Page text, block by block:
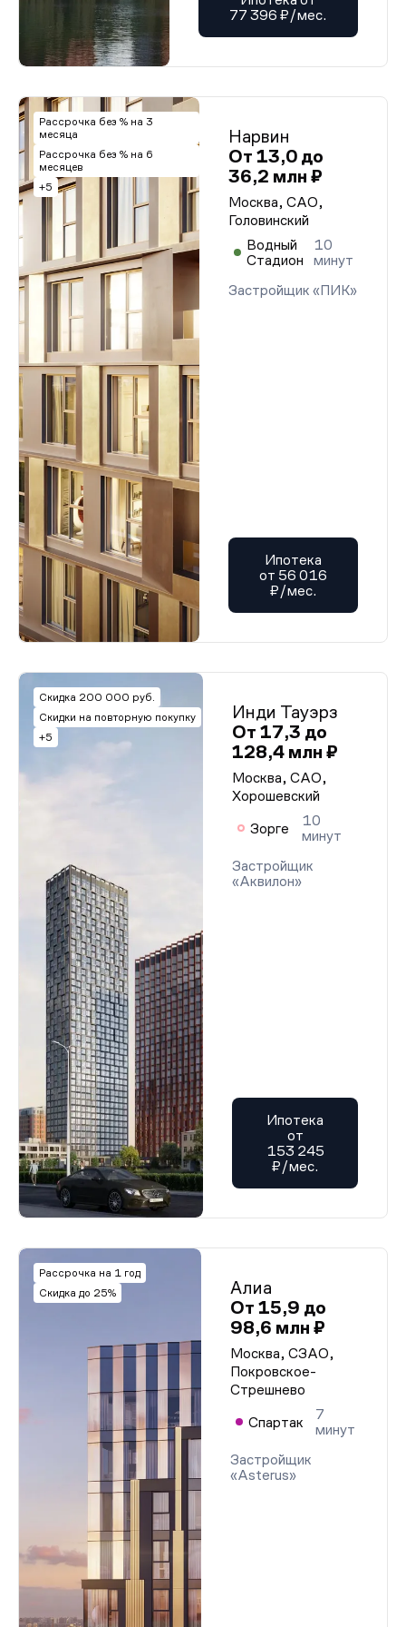
77 396 ₽/мес.
Рассрочка без % на 3
месяца
Рассрочка без % на 6
месяцев
+5
Нарвин
От 13,0 до
36,2 млн ₽
Москва, САО,
Головинский
Водный
Стадион
10
минут
Застройщик «ПИК»
Ипотека
от 56 016
₽/мес.
Скидка 200 000 руб.
Скидки на повторную покупку
+5
Инди Тауэрз
От 17,3 до
128,4 млн ₽
Москва, САО,
Хорошевский
Зорге
10
минут
Застройщик
«Аквилон»
Ипотека
от
153 245
₽/мес.
Рассрочка на 1 год
Скидка до 25%
Алиа
От 15,9 до
98,6 млн ₽
Москва, СЗАО,
Покровское-
Стрешнево
Спартак
7
минут
Застройщик
«Asterus»